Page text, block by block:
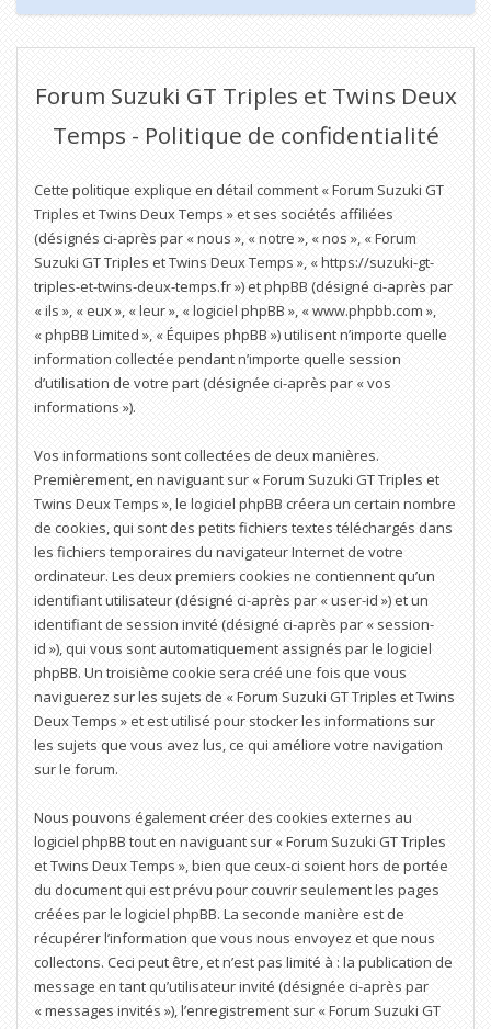
Forum Suzuki GT Triples et Twins Deux
Temps - Politique de confidentialité
Cette politique explique en détail comment « Forum Suzuki GT
Triples et Twins Deux Temps » et ses sociétés affiliées
(désignés ci-après par « nous », « notre », « nos », « Forum
Suzuki GT Triples et Twins Deux Temps », « https://suzuki-gt-
triples-et-twins-deux-temps.fr ») et phpBB (désigné ci-après par
« ils », « eux », « leur », « logiciel phpBB », « www.phpbb.com »,
« phpBB Limited », « Équipes phpBB ») utilisent n’importe quelle
information collectée pendant n’importe quelle session
d’utilisation de votre part (désignée ci-après par « vos
informations »).
Vos informations sont collectées de deux manières.
Premièrement, en naviguant sur « Forum Suzuki GT Triples et
Twins Deux Temps », le logiciel phpBB créera un certain nombre
de cookies, qui sont des petits fichiers textes téléchargés dans
les fichiers temporaires du navigateur Internet de votre
ordinateur. Les deux premiers cookies ne contiennent qu’un
identifiant utilisateur (désigné ci-après par « user-id ») et un
identifiant de session invité (désigné ci-après par « session-
id »), qui vous sont automatiquement assignés par le logiciel
phpBB. Un troisième cookie sera créé une fois que vous
naviguerez sur les sujets de « Forum Suzuki GT Triples et Twins
Deux Temps » et est utilisé pour stocker les informations sur
les sujets que vous avez lus, ce qui améliore votre navigation
sur le forum.
Nous pouvons également créer des cookies externes au
logiciel phpBB tout en naviguant sur « Forum Suzuki GT Triples
et Twins Deux Temps », bien que ceux-ci soient hors de portée
du document qui est prévu pour couvrir seulement les pages
créées par le logiciel phpBB. La seconde manière est de
récupérer l’information que vous nous envoyez et que nous
collectons. Ceci peut être, et n’est pas limité à : la publication de
message en tant qu’utilisateur invité (désignée ci-après par
« messages invités »), l’enregistrement sur « Forum Suzuki GT